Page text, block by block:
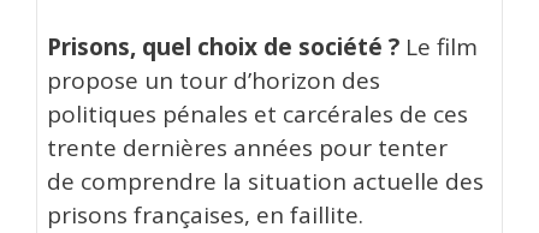
Prisons, quel choix de société ? Le film
propose un tour d’horizon des
politiques pénales et carcérales de ces
trente dernières années pour tenter
de comprendre la situation actuelle des
prisons françaises, en faillite.